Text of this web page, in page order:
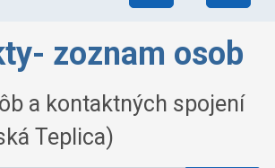
zoznam osob
a kontaktných spojení
Teplica)